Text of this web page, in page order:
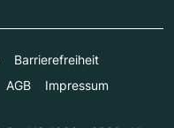
Barrierefreiheit
AGB Impressum